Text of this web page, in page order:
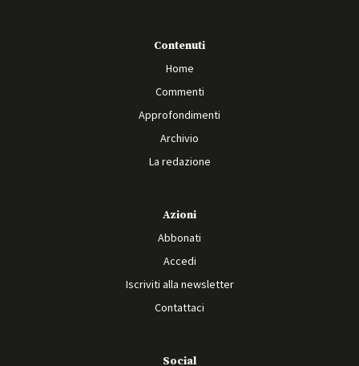
Contenuti
Home
Commenti
Approfondimenti
Archivio
La redazione
Azioni
Abbonati
Accedi
Iscriviti alla newsletter
Contattaci
Social